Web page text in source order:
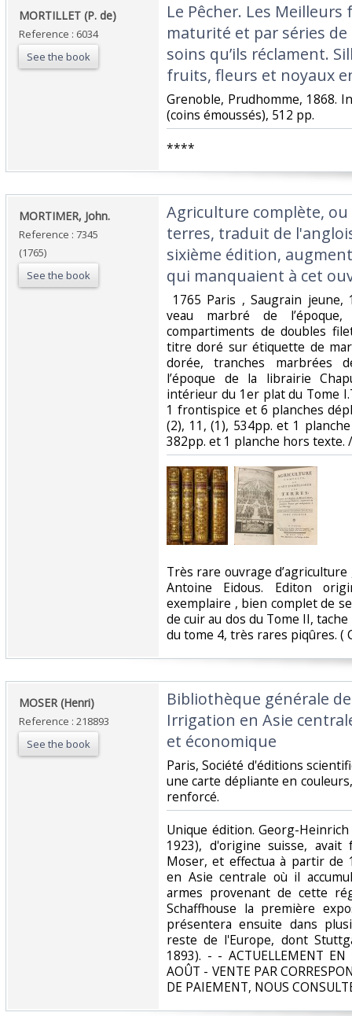
‎MORTILLET (P. de)‎
Reference : 6034
See the book
‎Le Pêcher. Les
maturité et par séries
soins qu’ils réclament.
fruits, fleurs et noyaux
‎Grenoble, Prudhomme, 1868.
(coins émoussés), 512 pp.‎
‎****‎
‎MORTIMER, John. ‎
Reference : 7345
(1765)
See the book
‎Agriculture complète,
terres, traduit de
sixième édition,
qui manquaient à cet
1765 Paris , Saugrain
veau marbré de
compartiments de doubles
titre doré sur étiquette de
dorée, tranches marbrées
l’époque de la librairie
intérieur du 1er plat du Tome
1 frontispice et 6 planches
(2), 11, (1), 534pp. et 1
382pp. et 1 planche hors texte.
‎Très rare ouvrage
Antoine Eidous. Editon
exemplaire , bien complet de
de cuir au dos du Tome II,
du tome 4, très rares piqûres. (
‎MOSER (Henri)‎
Reference : 218893
See the book
‎Bibliothèque générale
Irrigation en Asie
et économique‎
‎Paris, Société d'éditions
une carte dépliante en
renforcé.‎
‎Unique édition. Georg-
1923), d'origine suisse,
Moser, et effectua à partir de
en Asie centrale où il
armes provenant de cette
Schaffhouse la première
présentera ensuite dans
reste de l'Europe, dont
1893). - - ACTUELLEMENT EN
AOÛT - VENTE PAR
DE PAIEMENT, NOUS